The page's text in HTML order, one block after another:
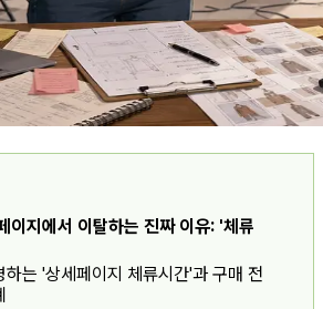
이지에서 이탈하는 진짜 이유: '체류
하는 '상세페이지 체류시간'과 구매 전